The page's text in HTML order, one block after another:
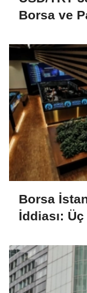
Borsa ve
Borsa
İddiası: Üç